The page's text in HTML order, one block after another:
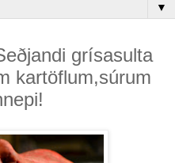
▼
grísasulta
kartöflum,súrum